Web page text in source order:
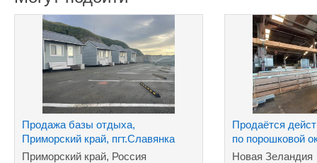
Продажа базы отдыха,
Приморский край, пгт.Славянка
Приморский край, Россия
Продаётся
по порошковой
Новая Зеландия